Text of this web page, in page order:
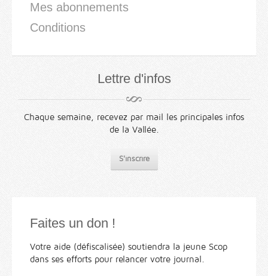
Mes abonnements
Conditions
Lettre d'infos
Chaque semaine, recevez par mail les principales infos
de la Vallée.
S'inscrire
Faites un don !
Votre aide (défiscalisée) soutiendra la jeune Scop
dans ses efforts pour relancer votre journal.